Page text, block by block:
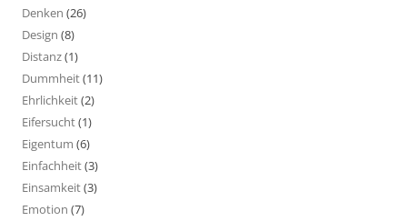
Denken (26)
Design (8)
Distanz(1)
Dummheit(11)
Ehrlichkeit(2)
Eifersucht(1)
Eigentum (6)
Einfachheit(3)
Einsamkeit(3)
Emotion (7)